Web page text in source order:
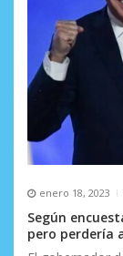
enero 18, 2023
Según
pero perdería